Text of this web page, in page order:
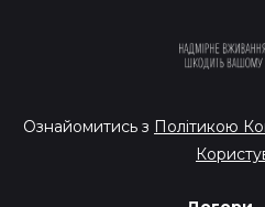
Ознайомитись з Політикою